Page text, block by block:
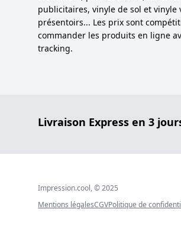
publicitaires, vinyle de sol et vinyle
présentoirs... Les prix sont
commander les produits en ligne
tracking.
Livraison Express en 3
Impression.cool, © 2025
Mentions légalesCGVPolitique de